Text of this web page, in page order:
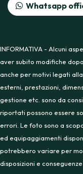
Whatsapp
INFORMATIVA - Alcuni
aver subito modifiche
anche per motivi legati
esterni, prestazioni,
gestione etc. sono da
riportati possono essere
errori. Le foto sono a
ed equipaggiamenti
potrebbero variare per
disposizioni e